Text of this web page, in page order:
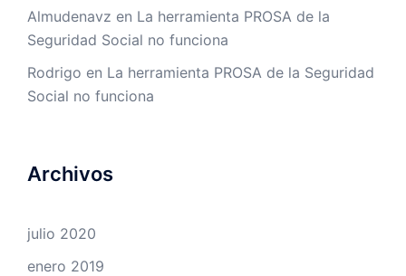
Almudenavz en La herramienta PROSA de la
Seguridad Social no funciona
Rodrigo en La herramienta PROSA de la Seguridad
Social no funciona
Archivos
julio 2020
enero 2019